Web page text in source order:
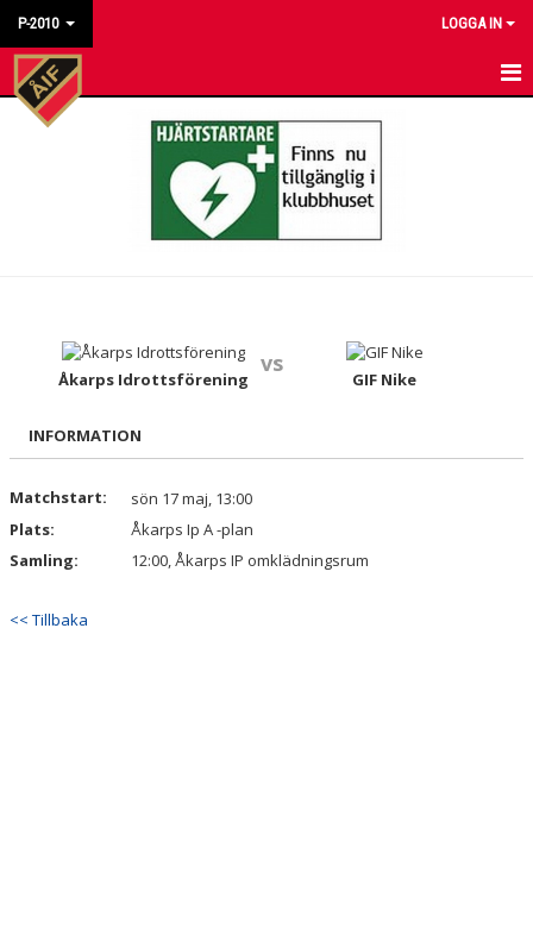
P-2010 LOGGA IN
HEM
TRÄNINGSTIDER
BILDGALLERI
KONTAKT
Åkarps Idrottsförening
vs
GIF Nike
INFORMATION
Matchstart:
sön 17 maj, 13:00
Plats:
Åkarps Ip A -plan
Samling:
12:00, Åkarps IP omklädningsrum
<< Tillbaka